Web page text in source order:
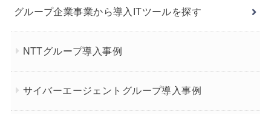
グループ企業事業から導入ITツールを探す
NTTグループ導入事例
サイバーエージェントグループ導入事例